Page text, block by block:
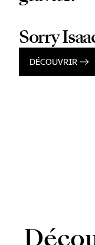
Sorry
DÉCOUVRIR